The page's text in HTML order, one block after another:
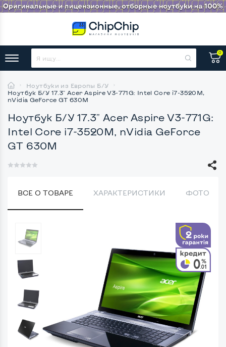
0
Ноутбуки из Европы Б/У
Ноутбук Б/У 17.3" Acer Aspire V3-771G: Intel Core i7-3520M,
nVidia GeForce GT 630M
Ноутбук Б/У 17.3" Acer Aspire V3-771G:
Intel Core i7-3520M, nVidia GeForce
GT 630M
ВСЕ О ТОВАРЕ ХАРАКТЕРИСТИКИ ФОТО